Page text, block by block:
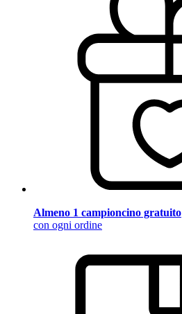
Almeno 1 campioncino gratuito
con ogni ordine